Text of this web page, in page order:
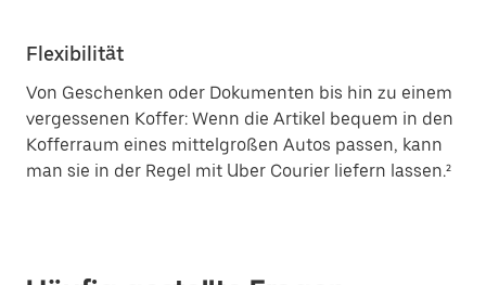
Flexibilität
Von Geschenken oder Dokumenten bis hin zu einem
vergessenen Koffer: Wenn die Artikel bequem in den
Kofferraum eines mittelgroßen Autos passen, kann
man sie in der Regel mit Uber Courier liefern lassen.²